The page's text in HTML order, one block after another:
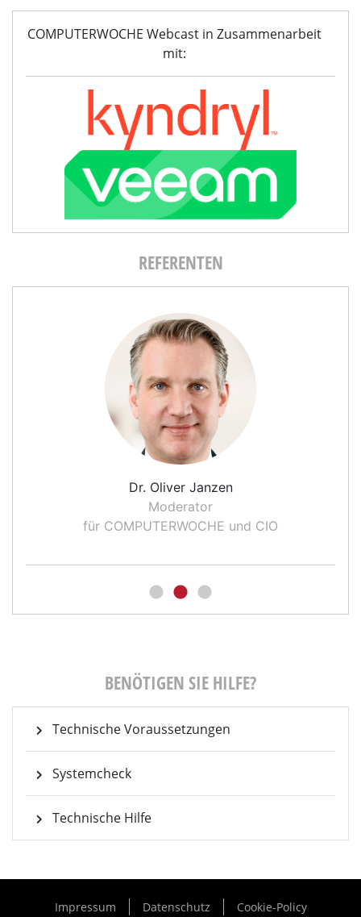
COMPUTERWOCHE Webcast in Zusammenarbeit
mit:
REFERENTEN
Dr. Oliver Janzen
Moderator
für COMPUTERWOCHE und CIO
BENÖTIGEN SIE HILFE?
Technische Voraussetzungen
Systemcheck
Technische Hilfe
Impressum Datenschutz Cookie-Policy